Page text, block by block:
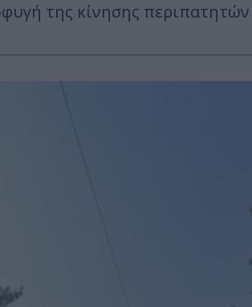
της κίνησης